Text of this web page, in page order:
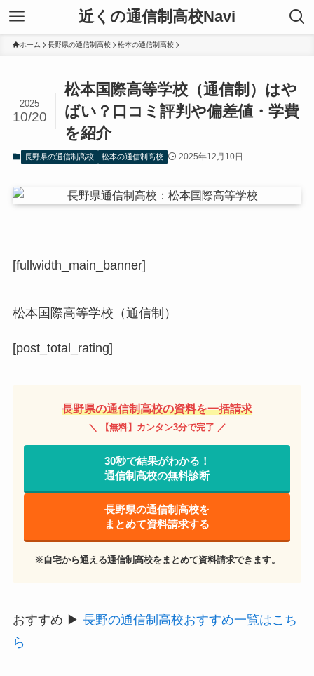
近くの通信制高校Navi
ホーム 長野県の通信制高校 松本の通信制高校
松本国際高等学校（通信制）はや
ばい？口コミ評判や偏差値・学費
を紹介
2025
10/20
長野県の通信制高校 松本の通信制高校 2025年12月10日
[fullwidth_main_banner]
松本国際高等学校（通信制）
[post_total_rating]
長野県の通信制高校の資料を一括請求
＼ 【無料】カンタン3分で完了 ／
30秒で結果がわかる！
通信制高校の無料診断
長野県の通信制高校を
まとめて資料請求する
※自宅から通える通信制高校をまとめて資料請求できます。
おすすめ ▶ 長野の通信制高校おすすめ一覧はこち
ら